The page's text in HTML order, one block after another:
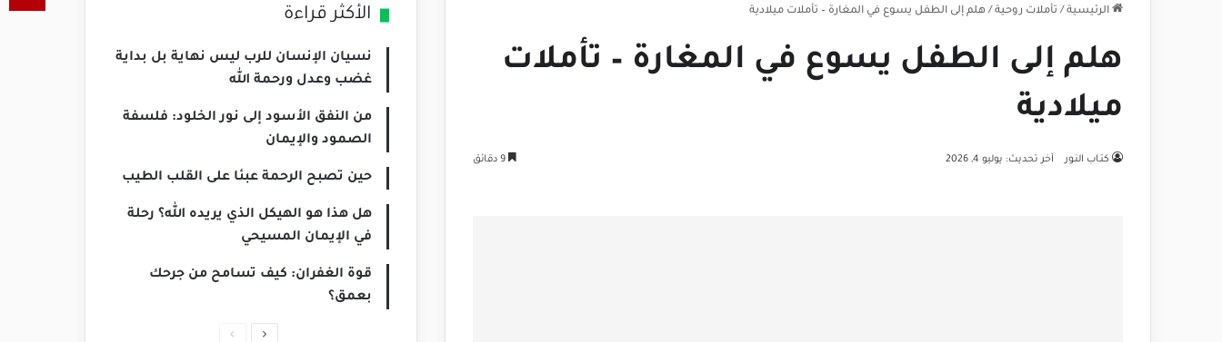
الرئيسية / تأملات روحية / هلم إلى الطفل يسوع في المغارة – تأملات ميلادية
هلم إلى الطفل يسوع في المغارة – تأملات
ميلادية
كتـاب النـور آخر تحديث: يوليو 4, 2026
الأكثر قراءة
نسيان الإنسان للرب ليس نهاية بل بداية
غضب وعدل ورحمة الله
من النفق الأسود إلى نور الخلود: فلسفة
الصمود والإيمان
حين تصبح الرحمة عبئا على القلب الطيب
هل هذا هو الهيكل الذي يريده الله؟ رحلة
في الإيمان المسيحي
قوة الغفران: كيف تسامح من جرحك
بعمق؟
الصفحةالصفحة